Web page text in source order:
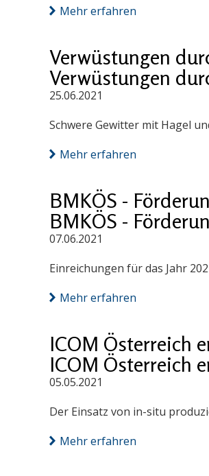
Mehr erfahren
Verwüstungen
Verwüstungen
25.06.2021
Schwere Gewitter mit Hagel
Mehr erfahren
BMKÖS -
BMKÖS -
07.06.2021
Einreichungen für das Jahr
Mehr erfahren
ICOM Österreich
ICOM Österreich
05.05.2021
Der Einsatz von in-situ
Mehr erfahren